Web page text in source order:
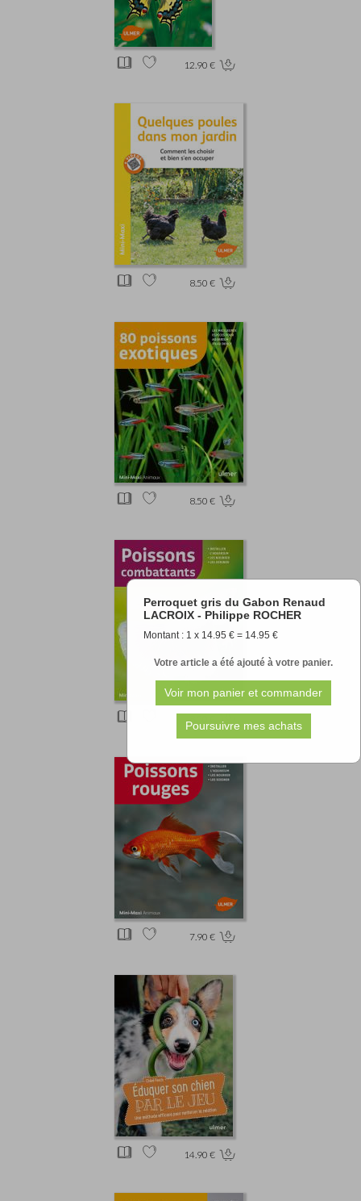
Perroquet gris du Gabon Renaud
LACROIX - Philippe ROCHER
Montant : 1 x 14.95 € = 14.95 €
Votre article a été ajouté à votre panier.
12.90 €
8.50 €
8.50 €
7.90 €
14.90 €